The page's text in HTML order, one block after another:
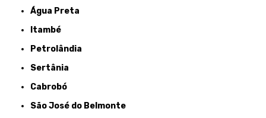
Água Preta
Itambé
Petrolândia
Sertânia
Cabrobó
São José do Belmonte